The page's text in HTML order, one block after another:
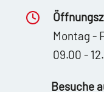
Montag -
09.00 -
Besuche